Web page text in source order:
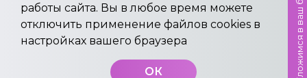
Информация, указанная на сайте не является
публичной офертой.
Имеются противопоказания, необходима
работы сайта. Вы в любое время можете
отключить применение файлов cookies в
настройках вашего браузера
ОК